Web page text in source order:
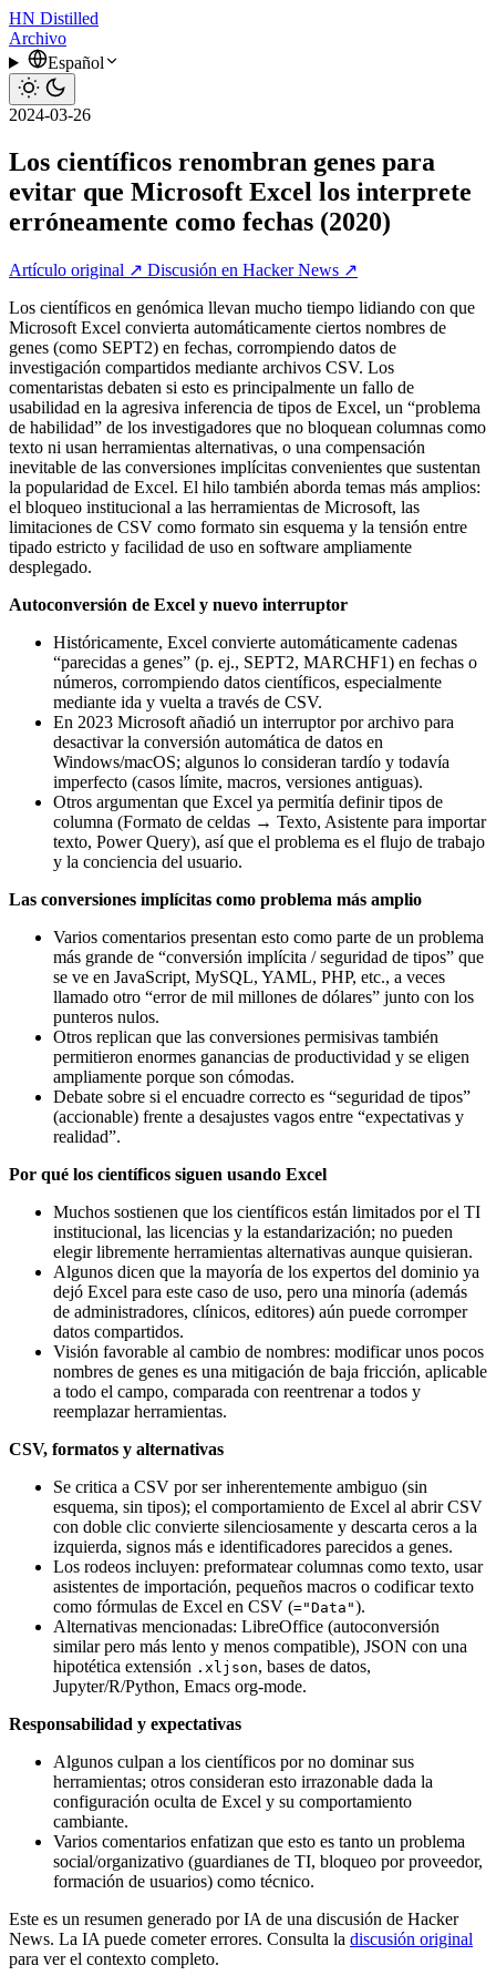
HN Distilled
Archivo
Español
2024-03-26
Los científicos renombran genes para
evitar que Microsoft Excel los interprete
erróneamente como fechas (2020)
Artículo original ↗ Discusión en Hacker News ↗
Los científicos en genómica llevan mucho tiempo lidiando con que
Microsoft Excel convierta automáticamente ciertos nombres de
genes (como SEPT2) en fechas, corrompiendo datos de
investigación compartidos mediante archivos CSV. Los
comentaristas debaten si esto es principalmente un fallo de
usabilidad en la agresiva inferencia de tipos de Excel, un “problema
de habilidad” de los investigadores que no bloquean columnas como
texto ni usan herramientas alternativas, o una compensación
inevitable de las conversiones implícitas convenientes que sustentan
la popularidad de Excel. El hilo también aborda temas más amplios:
el bloqueo institucional a las herramientas de Microsoft, las
limitaciones de CSV como formato sin esquema y la tensión entre
tipado estricto y facilidad de uso en software ampliamente
desplegado.
Autoconversión de Excel y nuevo interruptor
Históricamente, Excel convierte automáticamente cadenas
“parecidas a genes” (p. ej., SEPT2, MARCHF1) en fechas o
números, corrompiendo datos científicos, especialmente
mediante ida y vuelta a través de CSV.
En 2023 Microsoft añadió un interruptor por archivo para
desactivar la conversión automática de datos en
Windows/macOS; algunos lo consideran tardío y todavía
imperfecto (casos límite, macros, versiones antiguas).
Otros argumentan que Excel ya permitía definir tipos de
columna (Formato de celdas → Texto, Asistente para importar
texto, Power Query), así que el problema es el flujo de trabajo
y la conciencia del usuario.
Las conversiones implícitas como problema más amplio
Varios comentarios presentan esto como parte de un problema
más grande de “conversión implícita / seguridad de tipos” que
se ve en JavaScript, MySQL, YAML, PHP, etc., a veces
llamado otro “error de mil millones de dólares” junto con los
punteros nulos.
Otros replican que las conversiones permisivas también
permitieron enormes ganancias de productividad y se eligen
ampliamente porque son cómodas.
Debate sobre si el encuadre correcto es “seguridad de tipos”
(accionable) frente a desajustes vagos entre “expectativas y
realidad”.
Por qué los científicos siguen usando Excel
Muchos sostienen que los científicos están limitados por el TI
institucional, las licencias y la estandarización; no pueden
elegir libremente herramientas alternativas aunque quisieran.
Algunos dicen que la mayoría de los expertos del dominio ya
dejó Excel para este caso de uso, pero una minoría (además
de administradores, clínicos, editores) aún puede corromper
datos compartidos.
Visión favorable al cambio de nombres: modificar unos pocos
nombres de genes es una mitigación de baja fricción, aplicable
a todo el campo, comparada con reentrenar a todos y
reemplazar herramientas.
CSV, formatos y alternativas
Se critica a CSV por ser inherentemente ambiguo (sin
esquema, sin tipos); el comportamiento de Excel al abrir CSV
con doble clic convierte silenciosamente y descarta ceros a la
izquierda, signos más e identificadores parecidos a genes.
Los rodeos incluyen: preformatear columnas como texto, usar
asistentes de importación, pequeños macros o codificar texto
como fórmulas de Excel en CSV (="Data").
Alternativas mencionadas: LibreOffice (autoconversión
similar pero más lento y menos compatible), JSON con una
hipotética extensión .xljson, bases de datos,
Jupyter/R/Python, Emacs org-mode.
Responsabilidad y expectativas
Algunos culpan a los científicos por no dominar sus
herramientas; otros consideran esto irrazonable dada la
configuración oculta de Excel y su comportamiento
cambiante.
Varios comentarios enfatizan que esto es tanto un problema
social/organizativo (guardianes de TI, bloqueo por proveedor,
formación de usuarios) como técnico.
Este es un resumen generado por IA de una discusión de Hacker
News. La IA puede cometer errores. Consulta la discusión original
para ver el contexto completo.